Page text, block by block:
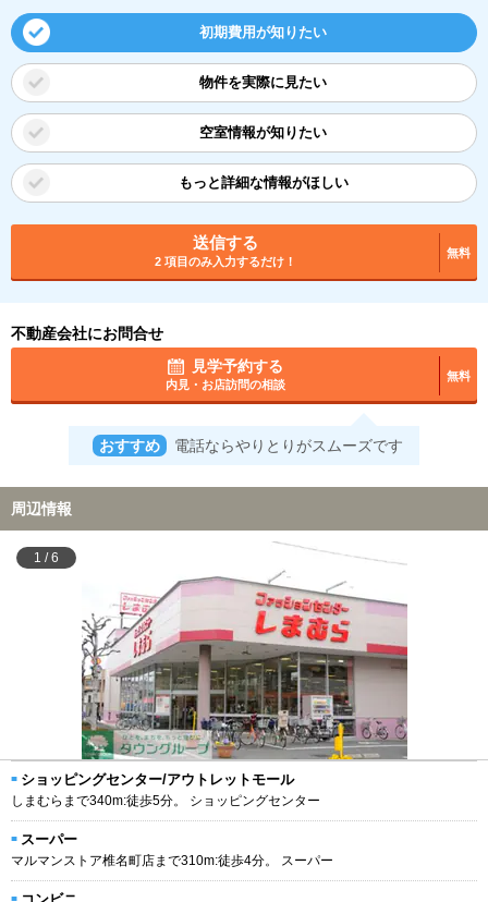
初期費用が知りたい
物件を実際に見たい
空室情報が知りたい
もっと詳細な情報がほしい
送信する
2 項目のみ入力するだけ！
無料
不動産会社にお問合せ
見学予約する
内見・お店訪問の相談
無料
おすすめ 電話ならやりとりがスムーズです
周辺情報
1 /6
ショッピングセンター/アウトレットモール
しまむらまで340m:徒歩5分。 ショッピングセンター
スーパー
マルマンストア椎名町店まで310m:徒歩4分。 スーパー